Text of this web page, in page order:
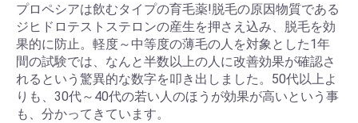
プロペシアは飲むタイプの育毛薬!脱毛の原因物質である
ジヒドロテストステロンの産生を押さえ込み、脱毛を効
果的に防止。軽度～中等度の薄毛の人を対象とした1年
間の試験では、なんと半数以上の人に改善効果が確認さ
れるという驚異的な数字を叩き出しました。50代以上よ
りも、30代～40代の若い人のほうが効果が高いという事
も、分かってきています。